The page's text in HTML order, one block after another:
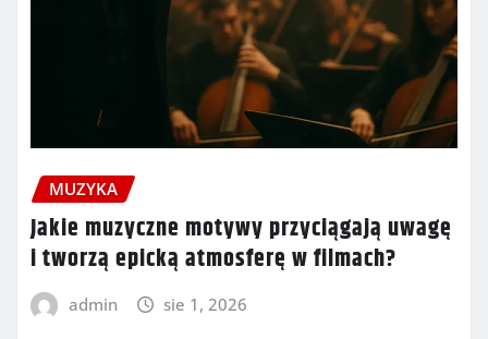
MUZYKA
Jakie muzyczne motywy przyciągają uwagę
i tworzą epicką atmosferę w filmach?
admin sie 1, 2026